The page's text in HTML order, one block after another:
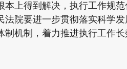
上得到解决，执行工作规
院要进一步贯彻落实科学
机制，着力推进执行工作